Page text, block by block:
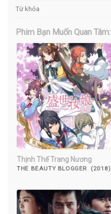
Từ khóa
Phim Bạn Muốn Quan Tâm:
Thịnh Thế Trang Nương
THE BEAUTY BLOGGER (2018)